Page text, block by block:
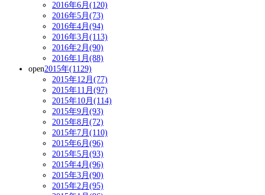
2016年6月(120)
2016年5月(73)
2016年4月(94)
2016年3月(113)
2016年2月(90)
2016年1月(88)
open2015年(1129)
2015年12月(77)
2015年11月(97)
2015年10月(114)
2015年9月(93)
2015年8月(72)
2015年7月(110)
2015年6月(96)
2015年5月(93)
2015年4月(96)
2015年3月(90)
2015年2月(95)